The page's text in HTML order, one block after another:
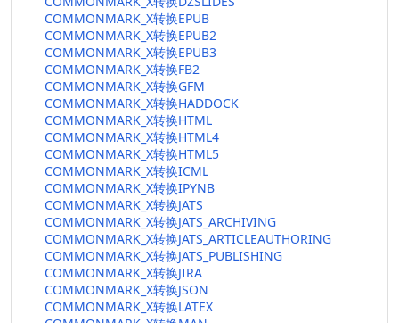
COMMONMARK_X转换EPUB
COMMONMARK_X转换EPUB2
COMMONMARK_X转换EPUB3
COMMONMARK_X转换FB2
COMMONMARK_X转换GFM
COMMONMARK_X转换HADDOCK
COMMONMARK_X转换HTML
COMMONMARK_X转换HTML4
COMMONMARK_X转换HTML5
COMMONMARK_X转换ICML
COMMONMARK_X转换IPYNB
COMMONMARK_X转换JATS
COMMONMARK_X转换JATS_ARCHIVING
COMMONMARK_X转换JATS_ARTICLEAUTHORING
COMMONMARK_X转换JATS_PUBLISHING
COMMONMARK_X转换JIRA
COMMONMARK_X转换JSON
COMMONMARK_X转换LATEX